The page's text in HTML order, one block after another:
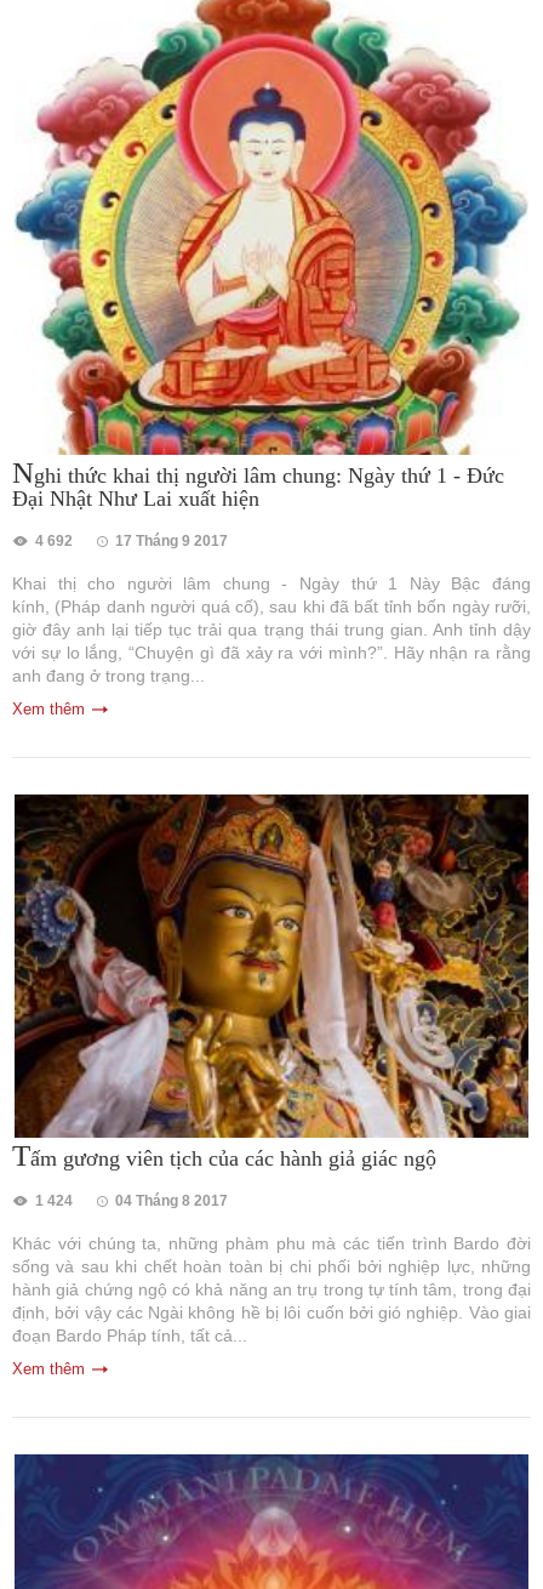
Nghi thức khai thị người lâm chung: Ngày thứ 1 - Đức
Đại Nhật Như Lai xuất hiện
4 692 17 Tháng 9 2017
Khai thị cho người lâm chung - Ngày thứ 1 Này Bậc đáng
kính, (Pháp danh người quá cố), sau khi đã bất tỉnh bốn ngày rưỡi,
giờ đây anh lại tiếp tục trải qua trạng thái trung gian. Anh tỉnh dậy
với sự lo lắng, “Chuyện gì đã xảy ra với mình?”. Hãy nhận ra rằng
anh đang ở trong trạng...
Xem thêm
Tấm gương viên tịch của các hành giả giác ngộ
1 424 04 Tháng 8 2017
Khác với chúng ta, những phàm phu mà các tiến trình Bardo đời
sống và sau khi chết hoàn toàn bị chi phối bởi nghiệp lực, những
hành giả chứng ngộ có khả năng an trụ trong tự tính tâm, trong đại
định, bởi vậy các Ngài không hề bị lôi cuốn bởi gió nghiệp. Vào giai
đoạn Bardo Pháp tính, tất cả...
Xem thêm